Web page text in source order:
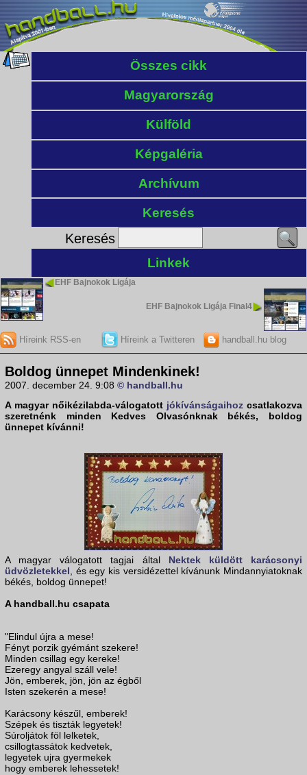
Összes cikk
Magyarország
Külföld
Képgaléria
Archívum
Keresés
Keresés
Linkek
EHF Bajnokok Ligája
EHF Bajnokok Ligája Final4
Híreink RSS-en Híreink a Twitteren handball.hu blog
Boldog ünnepet Mindenkinek!
2007. december 24. 9:08 © handball.hu
A magyar nőikézilabda-válogatott jókívánságaihoz csatlakozva
szeretnénk minden Kedves Olvasónknak békés, boldog
ünnepet kívánni!
A magyar válogatott tagjai által Nektek küldött karácsonyi
üdvözletekkel, és egy kis versidézettel kívánunk Mindannyiatoknak
békés, boldog ünnepet!
A handball.hu csapata
"Elindul újra a mese!
Fényt porzik gyémánt szekere!
Minden csillag egy kereke!
Ezeregy angyal száll vele!
Jön, emberek, jön, jön az égből
Isten szekerén a mese!
Karácsony készűl, emberek!
Szépek és tiszták legyetek!
Súroljátok föl lelketek,
csillogtassátok kedvetek,
legyetek ujra gyermekek
hogy emberek lehessetek!